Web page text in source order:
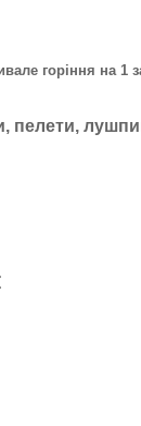
горіння на 1
пелети,